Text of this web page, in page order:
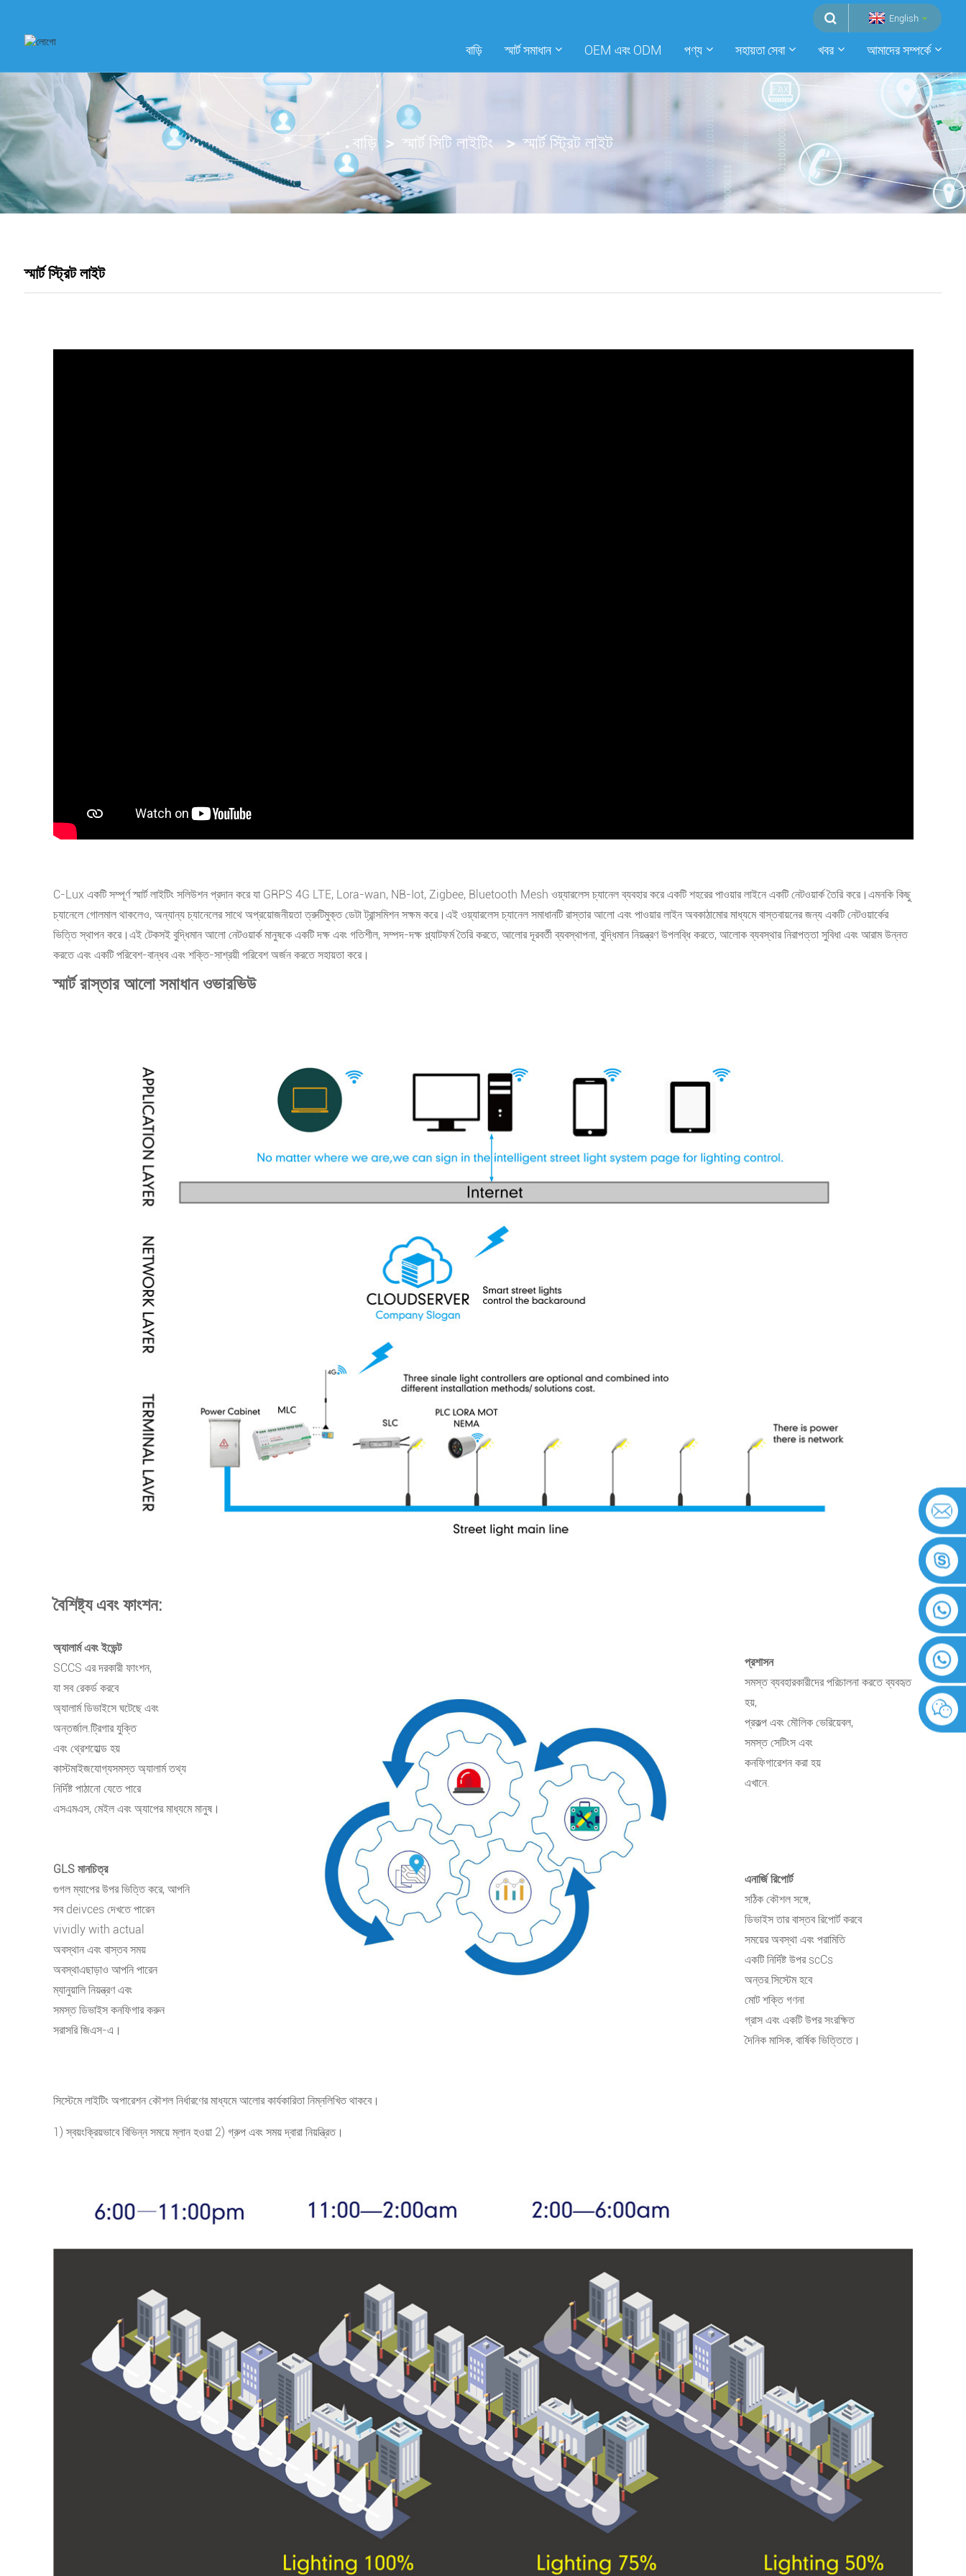
English
বাড়ি স্মার্ট সমাধান OEM এবং ODM পণ্য সহায়তা সেবা খবর আমাদের সম্পর্কে
বাড়ি স্মার্ট সিটি লাইটিং স্মার্ট স্ট্রিট লাইট
স্মার্ট স্ট্রিট লাইট
C-Lux একটি সম্পূর্ণ স্মার্ট লাইটিং সলিউশন প্রদান করে যা GRPS 4G LTE, Lora-wan, NB-Iot, Zigbee, Bluetooth Mesh ওয়্যারলেস চ্যানেল ব্যবহার করে একটি শহরের পাওয়ার লাইনে একটি নেটওয়ার্ক তৈরি করে।এমনকি কিছু
চ্যানেলে গোলমাল থাকলেও, অন্যান্য চ্যানেলের সাথে অপ্রয়োজনীয়তা ত্রুটিমুক্ত ডেটা ট্রান্সমিশন সক্ষম করে।এই ওয়্যারলেস চ্যানেল সমাধানটি রাস্তার আলো এবং পাওয়ার লাইন অবকাঠামোর মাধ্যমে বাস্তবায়নের জন্য একটি নেটওয়ার্কের
ভিত্তি স্থাপন করে।এই টেকসই বুদ্ধিমান আলো নেটওয়ার্ক মানুষকে একটি দক্ষ এবং গতিশীল, সম্পদ-দক্ষ প্ল্যাটফর্ম তৈরি করতে, আলোর দূরবর্তী ব্যবস্থাপনা, বুদ্ধিমান নিয়ন্ত্রণ উপলব্ধি করতে, আলোক ব্যবস্থার নিরাপত্তা সুবিধা এবং আরাম উন্নত
করতে এবং একটি পরিবেশ-বান্ধব এবং শক্তি-সাশ্রয়ী পরিবেশ অর্জন করতে সহায়তা করে।
স্মার্ট রাস্তার আলো সমাধান ওভারভিউ
বৈশিষ্ট্য এবং ফাংশন:
অ্যালার্ম এবং ইভেন্ট
SCCS এর দরকারী ফাংশন,
যা সব রেকর্ড করবে
অ্যালার্ম ডিভাইসে ঘটেছে এবং
অন্তর্জাল.ট্রিগার যুক্তি
এবং থ্রেশহোল্ড হয়
কাস্টমাইজযোগ্যসমস্ত অ্যালার্ম তথ্য
নির্দিষ্ট পাঠানো যেতে পারে
এসএমএস, মেইল ​​এবং অ্যাপের মাধ্যমে মানুষ।
GLS মানচিত্র
গুগল ম্যাপের উপর ভিত্তি করে, আপনি
সব deivces দেখতে পারেন
vividly with actual
অবস্থান এবং বাস্তব সময়
অবস্থাএছাড়াও আপনি পারেন
ম্যানুয়ালি নিয়ন্ত্রণ এবং
সমস্ত ডিভাইস কনফিগার করুন
সরাসরি জিএস-এ।
প্রশাসন
সমস্ত ব্যবহারকারীদের পরিচালনা করতে ব্যবহৃত
হয়,
প্রকল্প এবং মৌলিক ভেরিয়েবল,
সমস্ত সেটিংস এবং
কনফিগারেশন করা হয়
এখানে.
এনার্জি রিপোর্ট
সঠিক কৌশল সঙ্গে,
ডিভাইস তার বাস্তব রিপোর্ট করবে
সময়ের অবস্থা এবং পরামিতি
একটি নির্দিষ্ট উপর scCs
অন্তর.সিস্টেম হবে
মোট শক্তি গণনা
গ্রাস এবং একটি উপর সংরক্ষিত
দৈনিক মাসিক, বার্ষিক ভিত্তিতে।
সিস্টেমে লাইটিং অপারেশন কৌশল নির্ধারণের মাধ্যমে আলোর কার্যকারিতা নিম্নলিখিত থাকবে।
1) স্বয়ংক্রিয়ভাবে বিভিন্ন সময়ে ম্লান হওয়া 2) গ্রুপ এবং সময় দ্বারা নিয়ন্ত্রিত।